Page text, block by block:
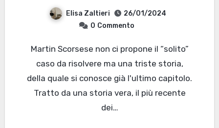
Elisa Zaltieri
26/01/2024
0 Commento
Martin Scorsese non ci propone il “solito”
caso da risolvere ma una triste storia,
della quale si conosce già l'ultimo capitolo.
Tratto da una storia vera, il più recente
dei…